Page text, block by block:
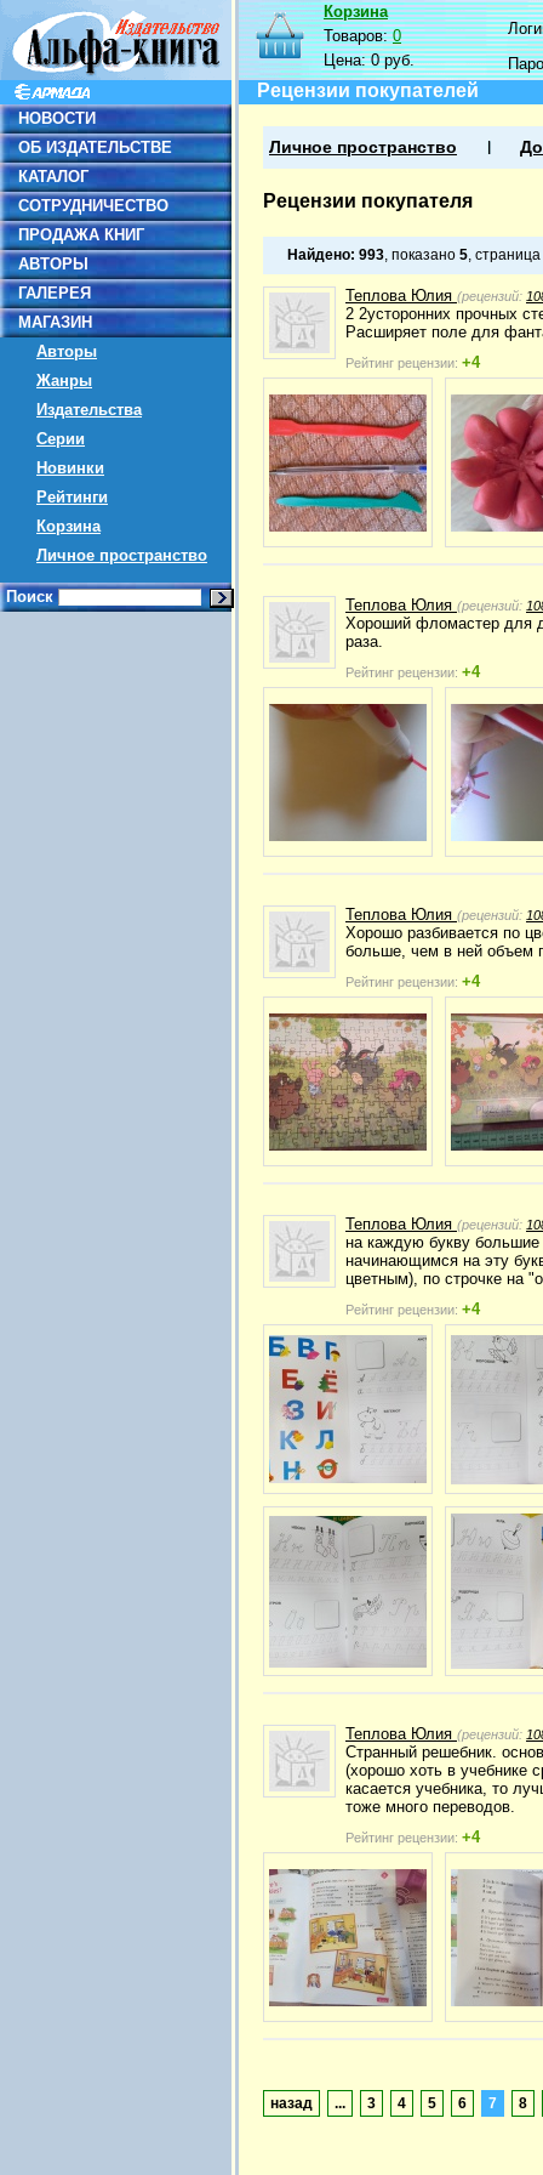
НОВОСТИ
ОБ ИЗДАТЕЛЬСТВЕ
КАТАЛОГ
СОТРУДНИЧЕСТВО
ПРОДАЖА КНИГ
АВТОРЫ
ГАЛЕРЕЯ
МАГАЗИН
Авторы
Жанры
Издательства
Серии
Новинки
Рейтинги
Корзина
Личное пространство
Поиск
Корзина
Товаров:0
Цена:0 руб.
Рецензии покупателей
Личное пространство
Рецензии покупателя
Найдено: 993, показано 5, страница
Теплова Юлия (рецензий:
2 2усторонних прочных
Расширяет поле для
Рейтинг рецензии: +4
Теплова Юлия (рецензий:
Хороший фломастер для
раза.
Рейтинг рецензии: +4
Теплова Юлия (рецензий:
Хорошо разбивается по
больше, чем в ней объем
Рейтинг рецензии: +4
Теплова Юлия (рецензий:
на каждую букву большие
начинающимся на эту
цветным), по строчке на
Рейтинг рецензии: +4
Теплова Юлия (рецензий:
Странный решебник.
(хорошо хоть в учебнике
касается учебника, то
тоже много переводов.
Рейтинг рецензии: +4
назад ... 3 4 5 6 7 8